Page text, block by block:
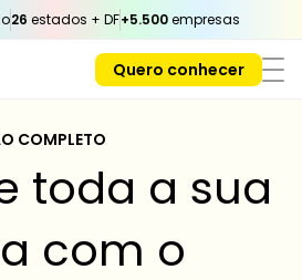
26 estados + DF+5.500 empresas
Quero conhecer
COMPLETO
toda a sua